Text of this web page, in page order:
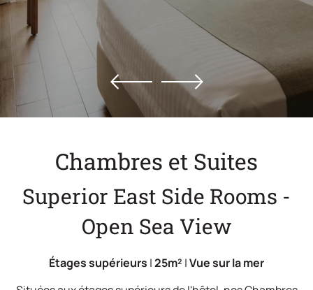
Emplacement
Galerie
Contact
Chambres et Suites
Superior East Side Rooms -
Open Sea View
Étages supérieurs |25m² |Vue sur la mer